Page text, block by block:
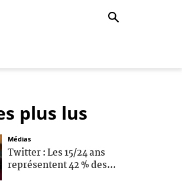
plus lus
Médias
Twitter : Les 15/24 ans
représentent 42 % des...